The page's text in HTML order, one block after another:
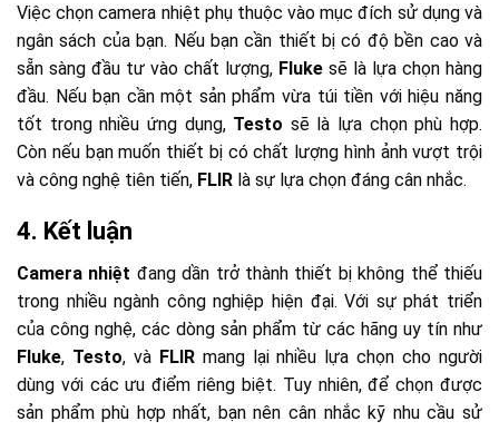
Việc chọn camera nhiệt phụ thuộc vào mục đích sử dụng và
ngân sách của bạn. Nếu bạn cần thiết bị có độ bền cao và
sẵn sàng đầu tư vào chất lượng, Fluke sẽ là lựa chọn hàng
đầu. Nếu bạn cần một sản phẩm vừa túi tiền với hiệu năng
tốt trong nhiều ứng dụng, Testo sẽ là lựa chọn phù hợp.
Còn nếu bạn muốn thiết bị có chất lượng hình ảnh vượt trội
và công nghệ tiên tiến, FLIR là sự lựa chọn đáng cân nhắc.
4. Kết luận
Camera nhiệt đang dần trở thành thiết bị không thể thiếu
trong nhiều ngành công nghiệp hiện đại. Với sự phát triển
của công nghệ, các dòng sản phẩm từ các hãng uy tín như
Fluke, Testo, và FLIRmang lại nhiều lựa chọn cho người
dùng với các ưu điểm riêng biệt. Tuy nhiên, để chọn được
sản phẩm phù hợp nhất, bạn nên cân nhắc kỹ nhu cầu sử